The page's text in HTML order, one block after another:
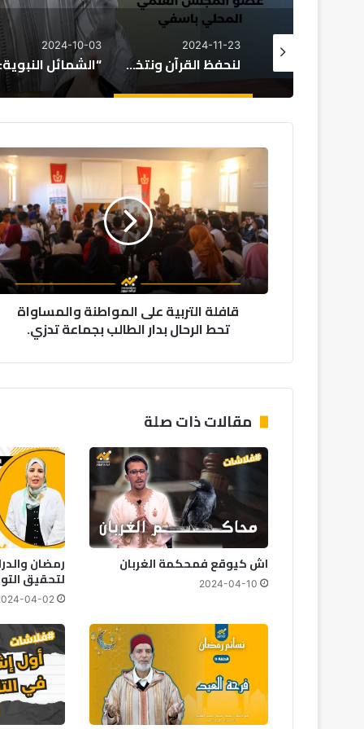
2024-11-23
لنحفظ القرآن ونتخلق بأخلاقه
2024-10-03
“الشمائل النبوية: نبراسٌ يهدي البشرية”
10-03
قافلة
التربية
على
المواطنة
والمساواة
تحط
الرحال
بدار
الطالب
بجماعةقافلة التربية على المواطنة والمساواة
تحط الرحال بدار الطالب بجماعة تدزي.
مقالات ذات صلة
اش كيوقع فمحكمة الغربان
2024-04-10
رمضان
لتحقيق
04-02